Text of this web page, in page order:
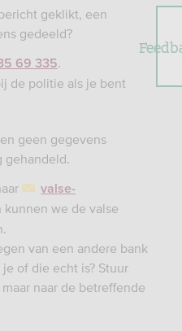
geklikt, een
gedeeld?
69 335.
de politie als je bent
geen gegevens
gehandeld.
valse-
kunnen we de valse
van een andere bank
of die echt is? Stuur
naar de betreffende